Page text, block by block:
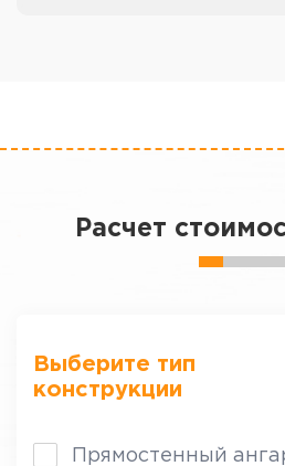
Расчет
Выберите тип
конструкции
Прямостенный